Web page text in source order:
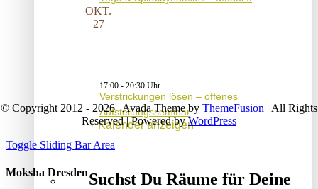
OKT.
27
17:00 - 20:30
Verstrickungen lösen – offenes
Aufstellungsseminar
Kalender anzeigen
Suchst Du Räume für Deine
© Copyright 2012 - 2026 | Avada Theme by ThemeFusion | All Rights
Reserved | Powered byWordPress
Toggle Sliding Bar Area
Moksha Dresden